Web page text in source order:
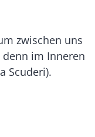
zwischen uns
im Inneren
Scuderi).